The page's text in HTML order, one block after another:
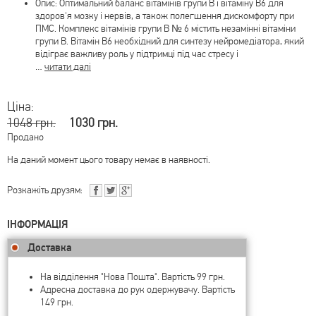
Опис: Оптимальний баланс вітамінів групи В і вітаміну В6 для
здоров'я мозку і нервів, а також полегшення дискомфорту при
ПМС. Комплекс вітамінів групи B № 6 містить незамінні вітаміни
групи В. Вітамін В6 необхідний для синтезу нейромедіатора, який
відіграє важливу роль у підтримці під час стресу і
… читати далі
Ціна:
1048 грн.
1030 грн.
Продано
На даний момент цього товару немає в наявності.
Розкажіть друзям:
ІНФОРМАЦІЯ
Доставка
На відділення "Нова Пошта". Вартість 99 грн.
Адресна доставка до рук одержувачу. Вартість
149 грн.